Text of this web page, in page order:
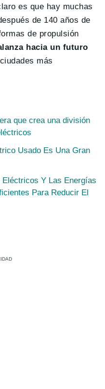
es que hay muchas
de 140 años de
de propulsión
hacia un futuro
más
que crea una división
Usado Es Una Gran
Eléctricos Y Las Energías
Para Reducir El